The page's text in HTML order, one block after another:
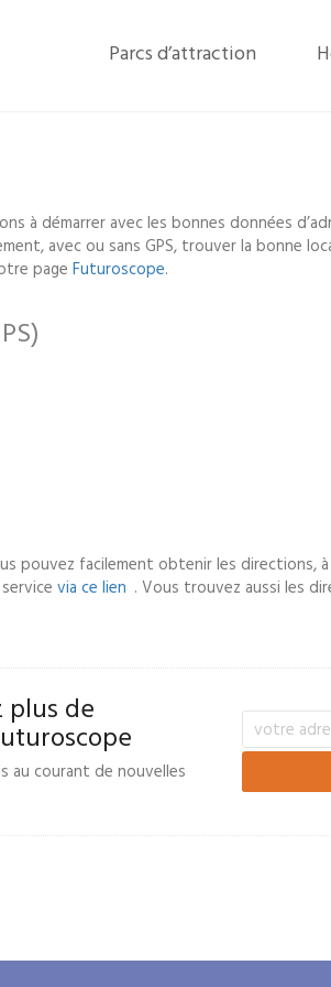
Parcs d’attraction
à démarrer avec les bonnes données
avec ou sans GPS, trouver la bonne
page Futuroscope.
pouvez facilement obtenir les directions,
via ce lien . Vous trouvez aussi les
plus de
au courant de nouvelles